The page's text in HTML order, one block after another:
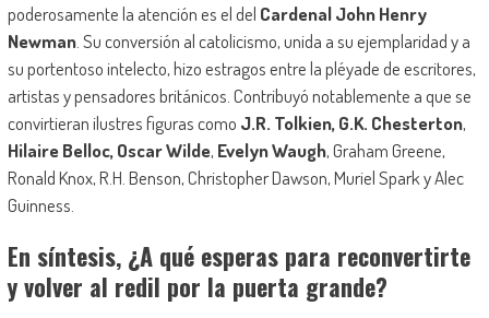
poderosamente la atención es el del Cardenal John Henry
Newman. Su conversión al catolicismo, unida asu ejemplaridad ya
suportentoso intelecto,hizo estragosentre la pléyade de escritores,
artistas ypensadores británicos. Contribuyó notablemente a que se
convirtieranilustres figuras como J.R. Tolkien,G.K. Chesterton,
Hilaire Belloc, Oscar Wilde, EvelynWaugh,GrahamGreene,
Ronald Knox, R.H.Benson, Christopher Dawson,MurielSparkyAlec
Guinness.
En síntesis,¿A qué esperas para reconvertirte
y volver al redil por la puerta grande?